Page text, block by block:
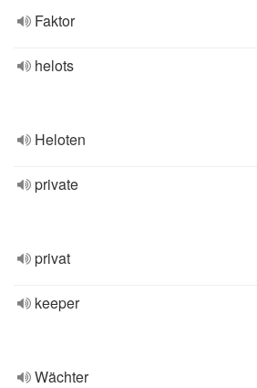
Faktor
helots
Heloten
private
privat
keeper
Wächter